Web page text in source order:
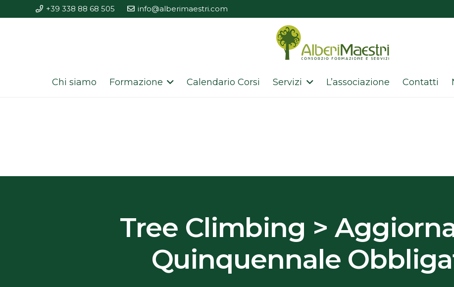
+39 338 88 68 505 info@alberimaestri.com
Chi siamo Formazione Calendario Corsi Servizi L’associazione Contatti
Tree Climbing >
Quinquennale